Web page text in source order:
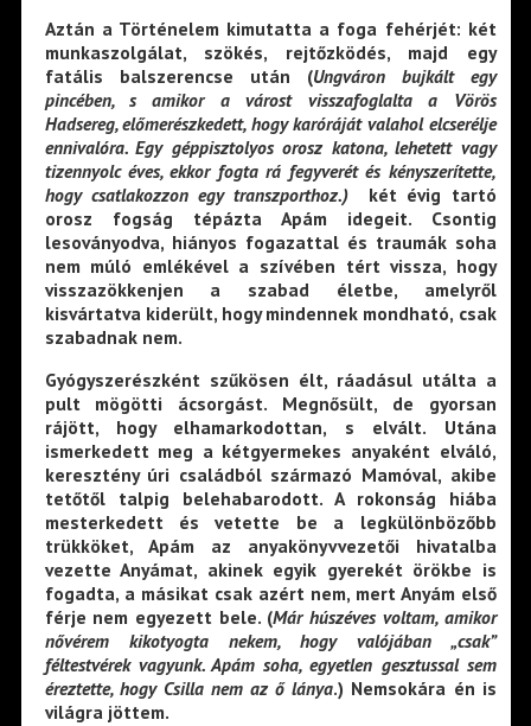
Aztán a Történelem kimutatta a foga fehérjét: két
munkaszolgálat, szökés, rejtőzködés, majd egy
fatális balszerencse után (Ungváron bujkált egy
pincében, s amikor a várost visszafoglalta a Vörös
Hadsereg, előmerészkedett, hogy karóráját valahol elcserélje
ennivalóra. Egy géppisztolyos orosz katona, lehetett vagy
tizennyolc éves, ekkor fogta rá fegyverét és kényszerítette,
hogy csatlakozzon egy transzporthoz.) két évig tartó
orosz fogság tépázta Apám idegeit. Csontig
lesoványodva, hiányos fogazattal és traumák soha
nem múló emlékével a szívében tért vissza, hogy
visszazökkenjen a szabad életbe, amelyről
kisvártatva kiderült, hogy mindennek mondható, csak
szabadnak nem.
Gyógyszerészként szűkösen élt, ráadásul utálta a
pult mögötti ácsorgást. Megnősült, de gyorsan
rájött, hogy elhamarkodottan, s elvált. Utána
ismerkedett meg a kétgyermekes anyaként elváló,
keresztény úri családból származó Mamóval, akibe
tetőtől talpig belehabarodott. A rokonság hiába
mesterkedett és vetette be a legkülönbözőbb
trükköket, Apám az anyakönyvvezetői hivatalba
vezette Anyámat, akinek egyik gyerekét örökbe is
fogadta, a másikat csak azért nem, mert Anyám első
férje nem egyezett bele. (Már húszéves voltam, amikor
nővérem kikotyogta nekem, hogy valójában „csak”
féltestvérek vagyunk. Apám soha, egyetlen gesztussal sem
éreztette, hogy Csilla nem az ő lánya.) Nemsokára én is
világra jöttem.